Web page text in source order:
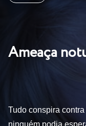
Ameaça
Tudo conspira
ninguém podia